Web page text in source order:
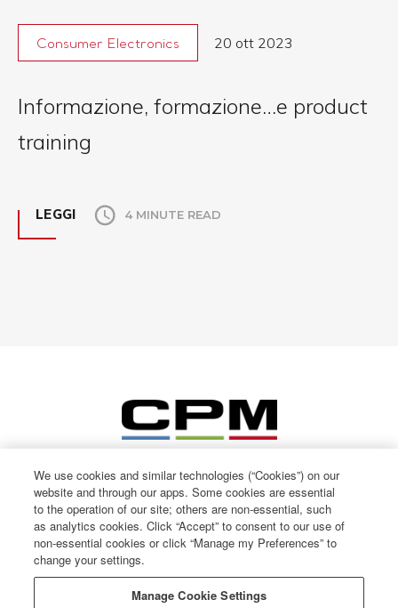
Consumer Electronics 20 ott 2023
Informazione, formazione…e product
training
LEGGI 4 MINUTE READ
© CPM International 2026
We use cookies and similar technologies (“Cookies”) on our
website and through our apps. Some cookies are essential
to the operation of our site; others are non-essential, such
as analytics cookies. Click “Accept” to consent to our use of
non-essential cookies or click “Manage my Preferences” to
change your settings.
Manage Cookie Settings